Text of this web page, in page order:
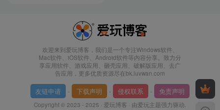
欢迎来到爱玩博客，我们是一个专注Windows软件、
Mac软件、iOS软件、Android软件等内容分享。致力分
享应用软件、游戏应用、砸壳应用、破解版应用、去广
告应用，更多优质资源尽在bk.luvwan.com
友链申请 - 下载声明 - 侵权联系 - 免责声明
Copyright © 2023 - 2025 · 爱玩博客 · 由爱玩主题强力驱动.